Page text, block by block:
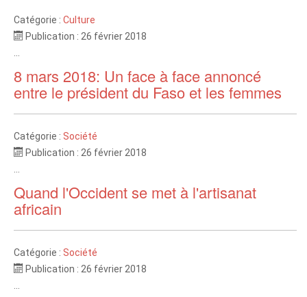
Catégorie : Culture
Publication : 26 février 2018
8 mars 2018: Un face à face annoncé
entre le président du Faso et les femmes
Catégorie : Société
Publication : 26 février 2018
Quand l'Occident se met à l'artisanat
africain
Catégorie : Société
Publication : 26 février 2018